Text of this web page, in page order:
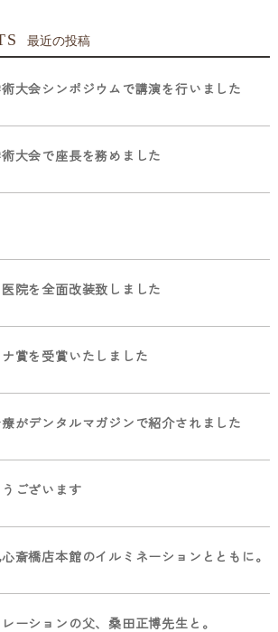
最近の投稿
大会シンポジウムで講演を行いました
大会で座長を務めました
院を全面改装致しました
賞を受賞いたしました
がデンタルマガジンで紹介されました
ございます
斎橋店本館のイルミネーションとともに。
ーションの父、桑田正博先生と。